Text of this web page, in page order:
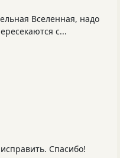
Вселенная, надо
с...
Спасибо!